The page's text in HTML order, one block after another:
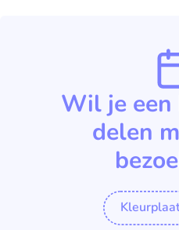
Wil je
delen